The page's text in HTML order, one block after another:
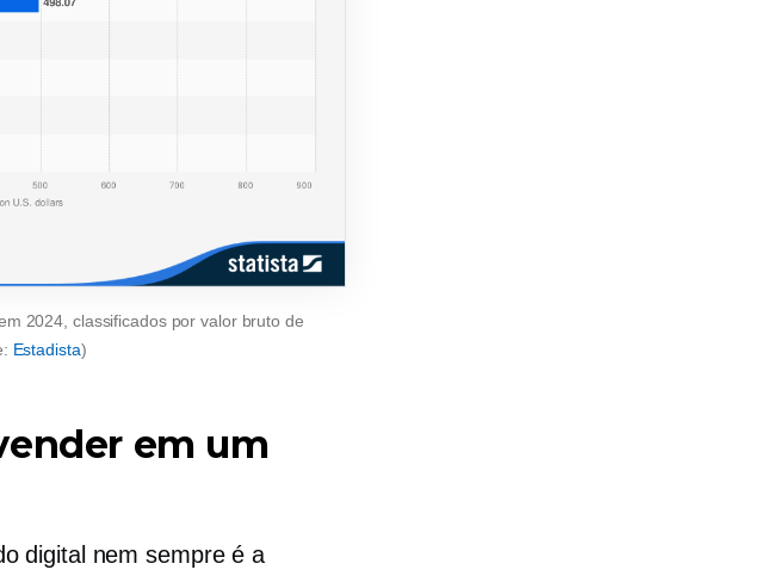
2024, classificados por valor bruto de
Estadista)
em um
digital nem sempre é a